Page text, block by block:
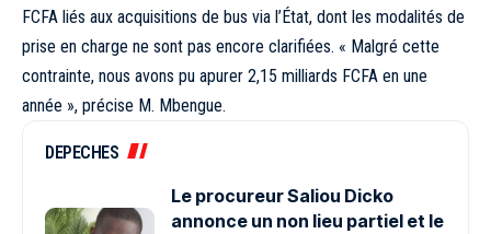
FCFA liés aux acquisitions de bus via l’État, dont les modalités de
prise en charge ne sont pas encore clarifiées. « Malgré cette
contrainte, nous avons pu apurer 2,15 milliards FCFA en une
année », précise M. Mbengue.
DEPECHES
Le procureur Saliou Dicko
annonce un non lieu partiel et le